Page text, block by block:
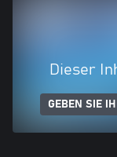
Dieser
GEBEN SIE